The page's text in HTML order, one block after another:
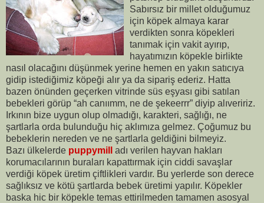
Sabırsız bir millet olduğumuz
için köpek almaya karar
verdikten sonra köpekleri
tanımak için vakit ayırıp,
hayatımızın köpekle birlikte
nasıl olacağını düşünmek yerine hemen en yakın satıcıya
gidip istediğimiz köpeği alır ya da sipariş ederiz. Hatta
bazen önünden geçerken vitrinde süs eşyası gibi satılan
bebekleri görüp “ah canıımm, ne de şekeerrr” diyip alıveririz.
Irkının bize uygun olup olmadığı, karakteri, sağlığı, ne
şartlarla orda bulunduğu hiç aklımıza gelmez. Çoğumuz bu
bebeklerin nereden ve ne şartlarla geldiğini bilmeyiz.
Bazı ülkelerde puppymill
adı verilen hayvan hakları
korumacılarının buraları kapattırmak için ciddi savaşlar
verdiği köpek üretim çiftlikleri vardır. Bu yerlerde son derece
sağlıksız ve kötü şartlarda bebek üretimi yapılır. Köpekler
baska hic bir köpekle temas ettirilmeden tamamen asosyal